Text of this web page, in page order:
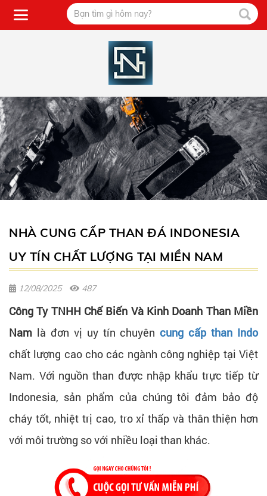
NHÀ CUNG CẤP THAN ĐÁ INDONESIA
UY TÍN CHẤT LƯỢNG TẠI MIỀN NAM
12/08/2025 487
Công Ty TNHH Chế Biến Và Kinh Doanh Than Miền
Nam là đơn vị uy tín chuyêncung cấp than Indo
chất lượng cao cho các ngành công nghiệp tại Việt
Nam. Với nguồn than được nhập khẩu trực tiếp từ
Indonesia, sản phẩm của chúng tôi đảm bảo độ
cháy tốt, nhiệt trị cao, tro xỉ thấp và thân thiện hơn
với môi trường so với nhiều loại than khác.